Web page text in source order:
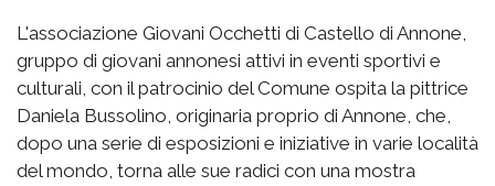
L'associazione Giovani Occhetti di Castello di Annone,
gruppo di giovani annonesi attivi in eventi sportivi e
culturali, con il patrocinio del Comune ospita la pittrice
Daniela Bussolino, originaria proprio di Annone, che,
dopo una serie di esposizioni e iniziative in varie località
del mondo, torna alle sue radici con una mostra